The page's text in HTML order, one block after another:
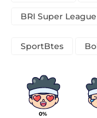
BRI Super League
SportBtes
0%